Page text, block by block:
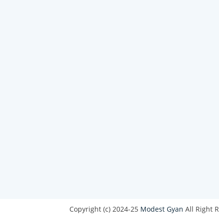
Copyright (c) 2024-25 Modest Gyan All Right